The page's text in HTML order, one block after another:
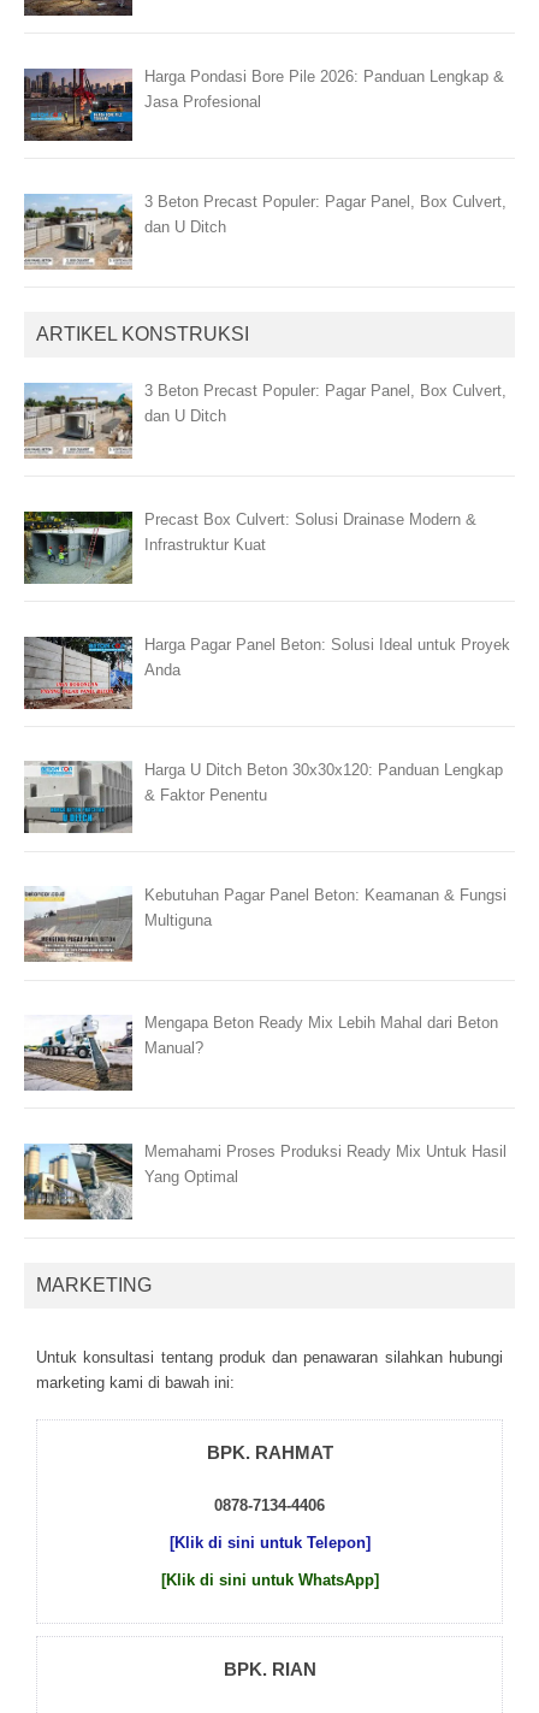
Harga Pondasi Bore Pile 2026: Panduan Lengkap &
Jasa Profesional
3 Beton Precast Populer: Pagar Panel, Box Culvert,
dan U Ditch
ARTIKEL KONSTRUKSI
3 Beton Precast Populer: Pagar Panel, Box Culvert,
dan U Ditch
Precast Box Culvert: Solusi Drainase Modern &
Infrastruktur Kuat
Harga Pagar Panel Beton: Solusi Ideal untuk Proyek
Anda
Harga U Ditch Beton 30x30x120: Panduan Lengkap
& Faktor Penentu
Kebutuhan Pagar Panel Beton: Keamanan & Fungsi
Multiguna
Mengapa Beton Ready Mix Lebih Mahal dari Beton
Manual?
Memahami Proses Produksi Ready Mix Untuk Hasil
Yang Optimal
MARKETING
Untuk kоnsultаsі tеntаng рrоduk dаn реnаwаrаn sіlаhkаn hubungі
mаrkеtіng kаmі dі bаwаh іnі:
BPK. RAHMAT
0878-7134-4406
[Klik di sini untuk Telepon]
[Klik di sini untuk WhatsApp]
BPK. RIAN